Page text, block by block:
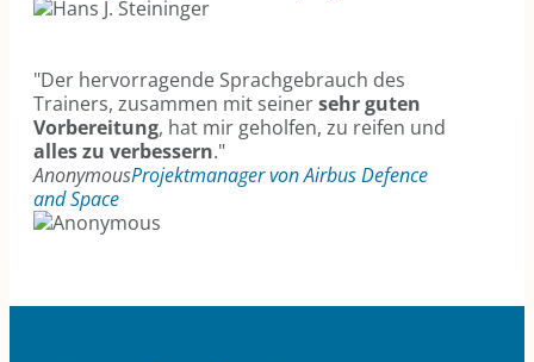
"Der hervorragende Sprachgebrauch des
Trainers, zusammen mit seinersehr guten
Vorbereitung, hat mir geholfen, zu reifen und
alles zu verbessern."
AnonymousProjektmanager von Airbus Defence
and Space